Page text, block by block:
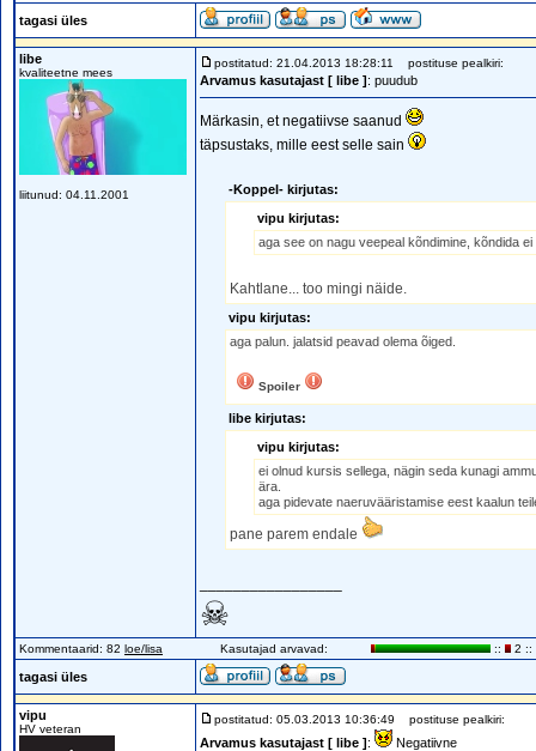
tagasi üles
libe
kvaliteetne mees
liitunud: 04.11.2001
postitatud: 21.04.2013 18:28:11 postituse pealkiri:
Arvamus kasutajast [ libe ]: puudub
Märkasin, et negatiivse saanud
täpsustaks, mille eest selle sain
-Koppel- kirjutas:
vipu kirjutas:
aga see on nagu veepeal kõndimine, kõndida
Kahtlane... too mingi näide.
vipu kirjutas:
aga palun. jalatsid peavad olema õiged.
Spoiler
libe kirjutas:
vipu kirjutas:
ei olnud kursis sellega, nägin seda kunagi
ära.
aga pidevate naeruvääristamise eest kaalun
pane parem endale
☠
Kommentaarid: 82 loe/lisa Kasutajad arvavad: :: 2 ::
tagasi üles
vipu
HV veteran
postitatud: 05.03.2013 10:36:49 postituse pealkiri:
Arvamus kasutajast [ libe ]: Negatiivne